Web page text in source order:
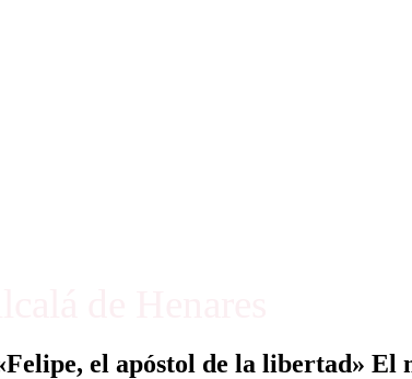
el apóstol de la libertad» El